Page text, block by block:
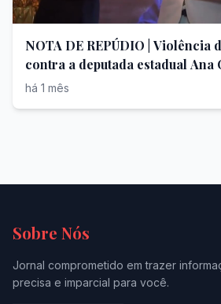
NOTA DE REPÚDIO | Violência
contra a deputada estadual
(PSDB-SP) | Audiência Sabesp
há 1 mês
Sobre Nós
Jornal comprometido em trazer
precisa e imparcial para você.